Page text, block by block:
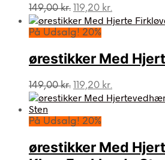
149,00kr. Den
oprindelige
pris
149,00 kr..
119,20 kr.
aktuelle
119,20 kr..
På Udsalg! 20%
ørestikker Med
149,00kr. Den
oprindelige
var:
119,20 kr.
aktuelle
På Udsalg! 20%
ørestikker Med